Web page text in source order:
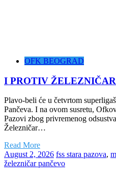
OFK BEOGRAD
I PROTIV
Plavo-beli će u četvrtom
Pančeva. I na ovom susretu,
Pazovi zbog privremenog
Železničar…
Read More
August 2, 2026 fss stara pazova,
železničar pančevo